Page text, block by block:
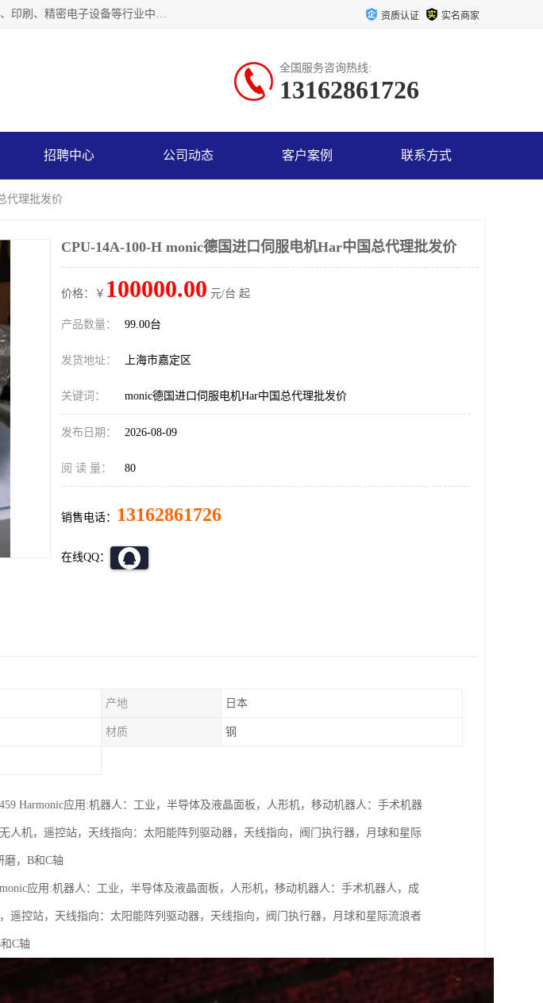
上海浜田实业有限公司专业致力于传动控制行业。面向工业机器人、半导体、机床、船舶、点胶、印刷、精密电子设备等行业中的运动控制技术。为日本哈默纳科（HarmonicDrive简称HD）中国地区定代理商，其生产的HarmonicDrive谐波减速机，具有轻量、小型、传动效率高、减速范围广、精度高等特点，被广泛应用于各种传动系统中。完善的技术，完善的售后，让您的选择无后顾之忧，欢迎您的来电洽谈！ 资质认证 实名商家
全国服务咨询热线:
13162861726
招聘中心 公司动态 客户案例 联系方式
代理批发价
CPU-14A-100-H monic德国进口伺服电机Har中国总代理批发价
价格：￥ 100000.00 元/台 起
产品数量： 99.00台
发货地址： 上海市嘉定区
关键词： monic德国进口伺服电机Har中国总代理批发价
发布日期： 2026-08-09
阅 读 量： 80
销售电话： 13162861726
在线QQ：
产地 日本
材质 钢
Harmonic应用:机器人：工业，半导体及液晶面板，人形机，移动机器人：手术机器
人机，遥控站，天线指向：太阳能阵列驱动器，天线指向，阀门执行器，月球和星际
磨，B和C轴
应用:机器人：工业，半导体及液晶面板，人形机，移动机器人：手术机器人，成
遥控站，天线指向：太阳能阵列驱动器，天线指向，阀门执行器，月球和星际流浪者
C轴